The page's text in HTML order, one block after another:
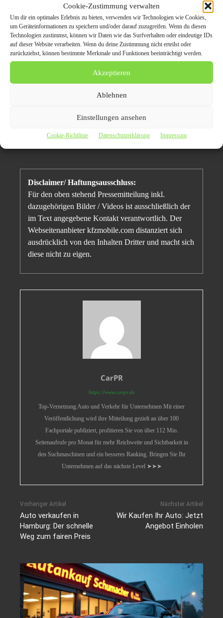
Cookie-Zustimmung verwalten
Um dir ein optimales Erlebnis zu bieten, verwenden wir Technologien wie Cookies,
um Geräteinformationen zu speichern und/oder darauf zuzugreifen. Wenn du diesen
Technologien zustimmst, können wir Daten wie das Surfverhalten oder eindeutige IDs
auf dieser Website verarbeiten. Wenn du deine Zustimmung nicht erteilst oder
zurückziehst, können bestimmte Merkmale und Funktionen beeinträchtigt werden.
Akzeptieren
Ablehnen
Einstellungen ansehen
Cookie-Richtlinie Datenschutzerklärung Impressum
Autohaus
Autohaus Autohaus in Hamburg Hamburg
Marketing im Autohaus Moderne Autohäuser
Disclaimer/ Haftungsausschluss:
Für den oben stehend Pressemitteilung inkl.
dazugehörigen Bilder / Videos ist ausschließlich der
im Text angegebene Kontakt verantwortlich. Der
Webseitenanbieter kfzmobile.com distanziert sich
ausdrücklich von den Inhalten Dritter und macht sich
diese nicht zu eigen.
CarPR
https://www.carpr.de
Top-Vernetzung Auto und Verkehr für Unternehmen Mit einer
Veröffentlichung wird ihre Mitteilung gezielt an über 100
Fachportale publiziert, profitieren Sie von über 112 Mio.
Seitenaufrufe pro Monat für mehr Reichweite und Sichtbarkeit in
den Suchmaschinen und ein besseres Ranking. Bringen Sie Ihr
Unternehmen auf das nächste Level ➤➤➤
Vorheriger Artikel
Auto verkaufen in
Hamburg: Der schnelle
Weg zum fairen Preis
Nächster Artikel
Wir Kaufen Ihr Auto: Jetzt
Angebot Einholen